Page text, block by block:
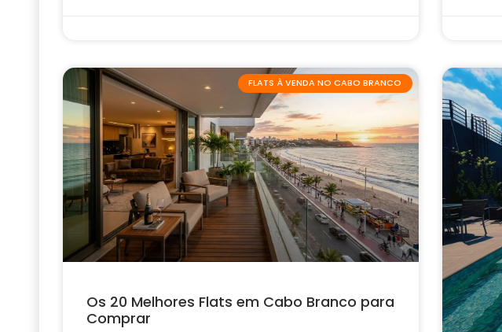
FLATS À VENDA NO CABO BRANCO
Os 20 Melhores Flats em Cabo Branco para
Comprar